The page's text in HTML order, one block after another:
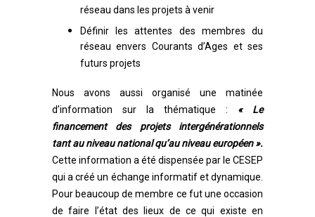
réseau dans les projets à venir
Définir les attentes des membres du
réseau envers Courants d’Ages et ses
futurs projets
Nous avons aussi organisé une matinée
d’information sur la thématique : « Le
financement des projets intergénérationnels
tant au niveau national qu’au niveau européen ».
Cette information a été dispensée par le CESEP
qui a créé un échange informatif et dynamique.
Pour beaucoup de membre ce fut une occasion
de faire l’état des lieux de ce qui existe en